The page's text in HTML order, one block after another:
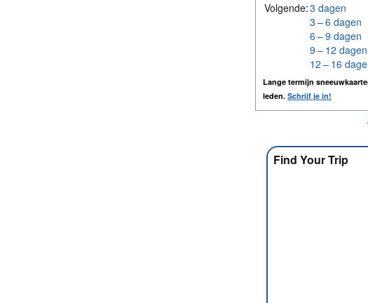
Volgende:3 dagen
3 – 6 dagen
6 – 9 dagen
9 – 12 dagen
12 – 16
Lange termijn
leden. Schrijf je in!
Find Your Trip